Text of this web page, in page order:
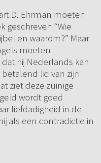
D. Ehrman moeten
geschreven “Wie
en waarom?” Maar
moeten
hij Nederlands kan
lid van zijn
ziet deze zuinige
wordt goed
liefdadigheid in de
als een contradictie in